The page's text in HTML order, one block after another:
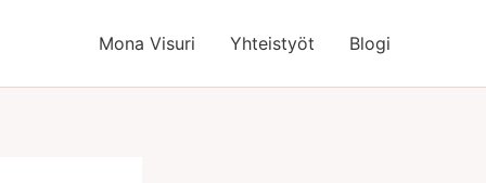
Mona Visuri Yhteistyöt Blogi